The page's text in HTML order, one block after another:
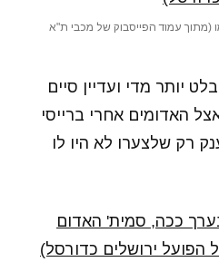
עמוד הפייסבוק של מכבי ת"א
יותר מדי ועדיין סיים
האדומים אחרי ברייסי
רק שלצערו לא היו לו